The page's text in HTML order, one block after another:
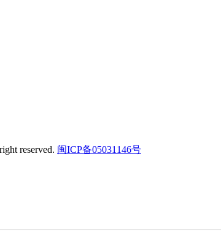
reserved. 闽ICP备05031146号